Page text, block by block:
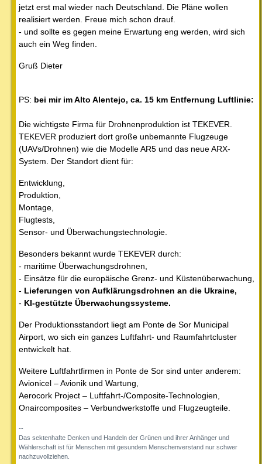
jetzt erst mal wieder nach Deutschland. Die Pläne wollen
realisiert werden. Freue mich schon drauf.
- und sollte es gegen meine Erwartung eng werden, wird sich
auch ein Weg finden.
Gruß Dieter
PS: bei mir im Alto Alentejo, ca. 15 km Entfernung Luftlinie:
Die wichtigste Firma für Drohnenproduktion ist TEKEVER.
TEKEVER produziert dort große unbemannte Flugzeuge
(UAVs/Drohnen) wie die Modelle AR5 und das neue ARX-
System. Der Standort dient für:
Entwicklung,
Produktion,
Montage,
Flugtests,
Sensor- und Überwachungstechnologie.
Besonders bekannt wurde TEKEVER durch:
- maritime Überwachungsdrohnen,
- Einsätze für die europäische Grenz- und Küstenüberwachung,
- Lieferungen von Aufklärungsdrohnen an die Ukraine,
- KI-gestützte Überwachungssysteme.
Der Produktionsstandort liegt am Ponte de Sor Municipal
Airport, wo sich ein ganzes Luftfahrt- und Raumfahrtcluster
entwickelt hat.
Weitere Luftfahrtfirmen in Ponte de Sor sind unter anderem:
Avionicel – Avionik und Wartung,
Aerocork Project – Luftfahrt-/Composite-Technologien,
Onaircomposites – Verbundwerkstoffe und Flugzeugteile.
--
Das sektenhafte Denken und Handeln der Grünen und ihrer Anhänger und
Wählerschaft ist für Menschen mit gesundem Menschenverstand nur schwer
nachzuvollziehen.